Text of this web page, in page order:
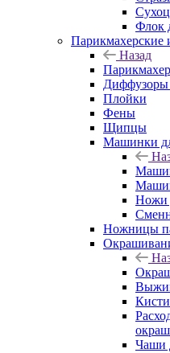
Флок
Парикмахерские
Назад
Диффузоры
Плойки
Фены
Щипцы
Машинки
Ножи
Ножницы
Чаши